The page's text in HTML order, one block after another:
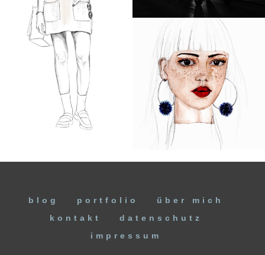
blog portfolio
über mich
kontakt
datenschutz
impressum